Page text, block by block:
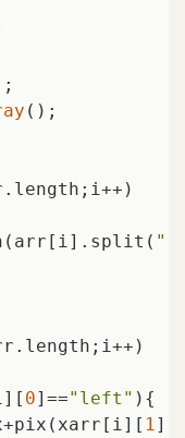
();
0]=="left" ){
1